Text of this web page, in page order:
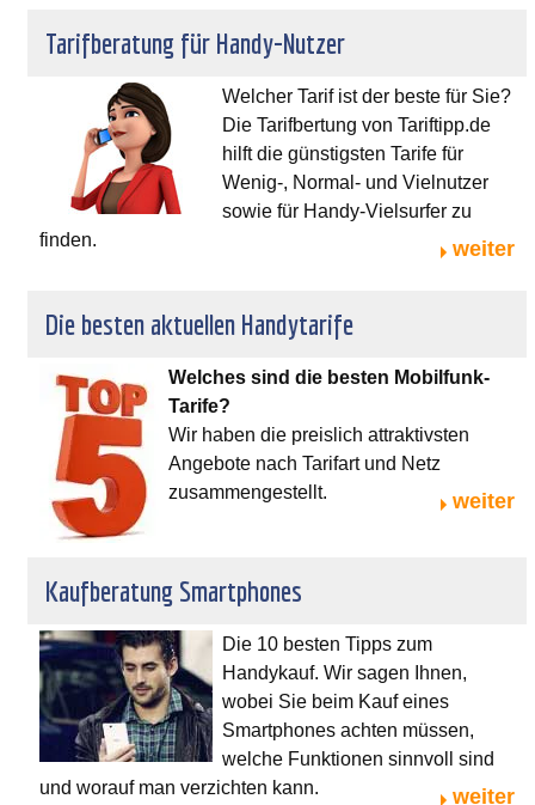
Tarifberatung für Handy-Nutzer
Welcher Tarif ist der beste für Sie?
Die Tarifbertung von Tariftipp.de
hilft die günstigsten Tarife für
Wenig-, Normal- und Vielnutzer
sowie für Handy-Vielsurfer zu
finden.
weiter
Die besten aktuellen Handytarife
Welches sind die besten Mobilfunk-
Tarife?
Wir haben die preislich attraktivsten
Angebote nach Tarifart und Netz
zusammengestellt.
weiter
Kaufberatung Smartphones
Die 10 besten Tipps zum
Handykauf. Wir sagen Ihnen,
wobei Sie beim Kauf eines
Smartphones achten müssen,
welche Funktionen sinnvoll sind
und worauf man verzichten kann.
weiter